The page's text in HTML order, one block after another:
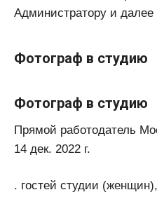
Администратору и
Фотограф в студию
Фотограф в студию
Прямой работодатель
14 дек. 2022 г.
. гостей студии